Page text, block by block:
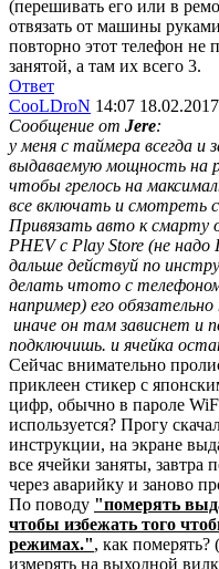
(перешивать его или в
отвязать от машины руками
повторно этот телефон не
занятой, а там их всего 3.
Ответ
CooLDroN 14:07 18.02.2017
Сообщение от Jere:
у меня с таймера всегда
выдаваемую мощность на
чтобы грелось на
все включать и смотреть
Привязать авто к смарту
PHEV с Play Store (не надо
дальше действуй по
делать чтото с
например) его
иначе он там зависнет и
подключишь. и ячейка
Сейчас внимательно
приклеен стикер с
цифр, обычно в пароле
используется? Прогу
инструкции, на экране
все ячейки заняты, завтра
через аварийку и заново
По поводу "померять
чтобы избежать того
режимах.", как померять?
измерять на выходной